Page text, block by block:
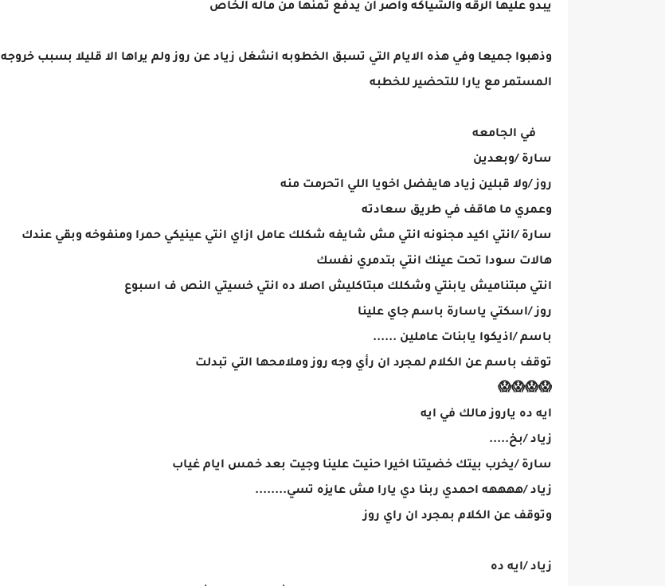
يبدو عليها الرقه والشياكه واصر ان يدفع تمنها من ماله الخاص
وذهبوا جميعا وفي هذه الايام التي تسبق الخطوبه انشغل زياد عن روز ولم يراها الا قليلا بسبب خروجه
المستمر مع يارا للتحضير للخطبه
في الجامعه
سارة /وبعدين
روز /ولا قبلين زياد هايفضل اخويا اللي اتحرمت منه
وعمري ما هاقف في طريق سعادته
سارة /انتي اكيد مجنونه انتي مش شايفه شكلك عامل ازاي انتي عينيكي حمرا ومنفوخه وبقي عندك
هالات سودا تحت عينك انتي بتدمري نفسك
انتي مبتناميش يابنتي وشكلك مبتاكليش اصلا ده انتي خسيتي النص ف اسبوع
روز /اسكتي ياسارة باسم جاي علينا
باسم /اذيكوا يابنات عاملين ......
توقف باسم عن الكلام لمجرد ان رأي وجه روز وملامحها التي تبدلت
😱😱😱😱
ايه ده ياروز مالك في ايه
زياد /بخ.....
سارة /يخرب بيتك خضيتنا اخيرا حنيت علينا وجيت بعد خمس ايام غياب
زياد /ههههه احمدي ربنا دي يارا مش عايزه تسي........
وتوقف عن الكلام بمجرد ان راي روز
زياد /ايه ده